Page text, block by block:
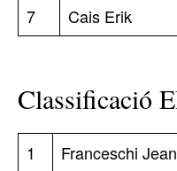
7 Cais Erik
Classificació
1 Franceschi